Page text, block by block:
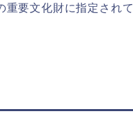
重要文化財に指定されて